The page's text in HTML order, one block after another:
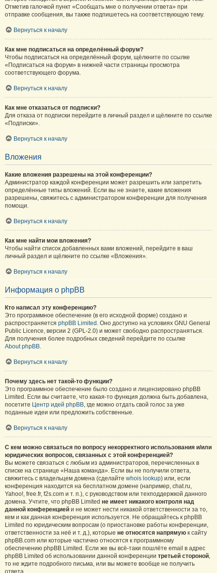
Отметив галочкой пункт «Сообщать мне о получении ответа» при
отправке сообщения, вы также подпишетесь на соответствующую тему.
Вернуться к началу
Как мне подписаться на определённый форум?
Чтобы подписаться на определённый форум, щёлкните по ссылке
«Подписаться на форум» в нижней части страницы просмотра
соответствующего форума.
Вернуться к началу
Как мне отказаться от подписки?
Для отказа от подписки перейдите в личный раздел и щёлкните по ссылке
«Подписки».
Вернуться к началу
Вложения
Какие вложения разрешены на этой конференции?
Администратор каждой конференции может разрешить или запретить
определённые типы вложений. Если вы не знаете, какие вложения
разрешены, свяжитесь с администратором конференции для получения
помощи.
Вернуться к началу
Как мне найти мои вложения?
Чтобы найти список добавленных вами вложений, перейдите в ваш
личный раздел и щёлкните по ссылке «Вложения».
Вернуться к началу
Информация о phpBB
Кто написал эту конференцию?
Это программное обеспечение (в его исходной форме) создано и
распространяется phpBB Limited . Оно доступно на условиях GNU General
Public Licence, версии 2 (GPL-2.0) и может свободно распространяться.
Для получения более подробных сведений перейдите по ссылке
About phpBB.
Вернуться к началу
Почему здесь нет такой-то функции?
Это программное обеспечение было создано и лицензировано phpBB
Limited. Если вы считаете, что какая-то функция должна быть добавлена,
посетите Центр идей phpBB, где можно отдать свой голос за уже
поданные идеи или предложить собственные.
Вернуться к началу
С кем можно связаться по вопросу некорректного использования и/или
юридических вопросов, связанных с этой конференцией?
Вы можете связаться с любым из администраторов, перечисленных в
списке на странице «Наша команда». Если вы не получили ответа,
свяжитесь с владельцем домена (сделайте whois lookup) или, если
конференция находится на бесплатном домене (например, chat.ru,
Yahoo!, free.fr, f2s.com и т. п.), с руководством или техподдержкой данного
домена. Учтите, что phpBB Limited не имеет никакого контроля над
данной конференцией и не может нести никакой ответственности за то,
кем и как данная конференция используется. Не обращайтесь к phpBB
Limited по юридическим вопросам (о приостановке работы конференции,
ответственности за неё и т. д.), которые не относятся напрямую к сайту
phpBB.com или которые частично относятся к программному
обеспечению phpBB Limited. Если же вы всё-таки пошлёте email в адрес
phpBB Limited об использовании данной конференции третьей стороной,
то не ждите подробного письма, или вы можете вообще не получить
ответа.